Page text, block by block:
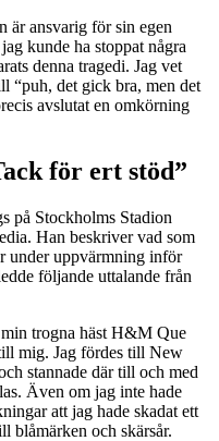
är ansvarig för sin egen
kunde ha stoppat några
denna tragedi. Jag vet
“puh, det gick bra, men det
avslutat en omkörning
för ert stöd”
på Stockholms Stadion
Han beskriver vad som
under uppvärmning inför
följande uttalande från
trogna häst H&M Que
mig. Jag fördes till New
stannade där till och med
Även om jag inte hade
att jag hade skadat ett
blåmärken och skärsår.